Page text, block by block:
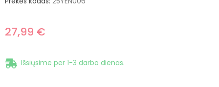
27,99 €
Išsiųsime per 1-3 darbo dienas.